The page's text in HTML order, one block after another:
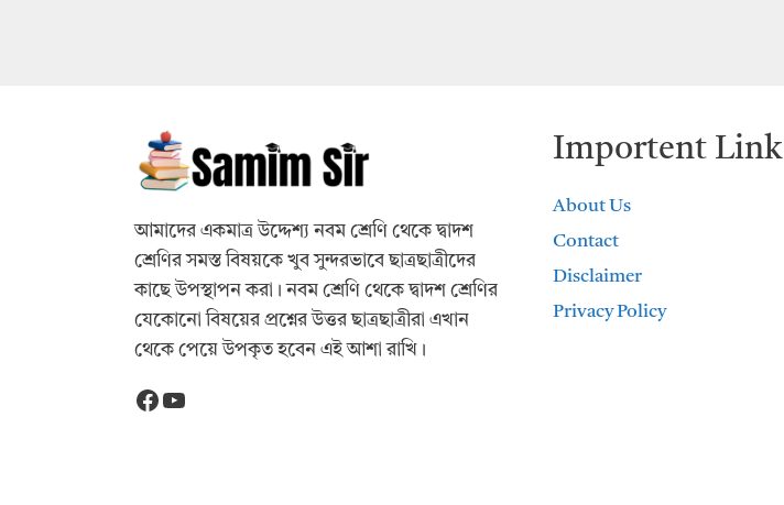
আমাদের একমাত্র উদ্দেশ্য নবম শ্রেণি থেকে দ্বাদশ
শ্রেণির সমস্ত বিষয়কে খুব সুন্দরভাবে ছাত্রছাত্রীদের
কাছে উপস্থাপন করা। নবম শ্রেণি থেকে দ্বাদশ শ্রেণির
যেকোনো বিষয়ের প্রশ্নের উত্তর ছাত্রছাত্রীরা এখান
থেকে পেয়ে উপকৃত হবেন এই আশা রাখি।
Facebook
YouTube
Importent Link
About Us
Contact
Disclaimer
Privacy Policy